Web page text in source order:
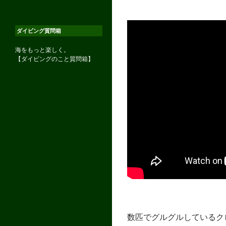
数匹でグルグルしている
ダイビング質問箱
海をもっと楽しく。
【ダイビングのこと質問箱】